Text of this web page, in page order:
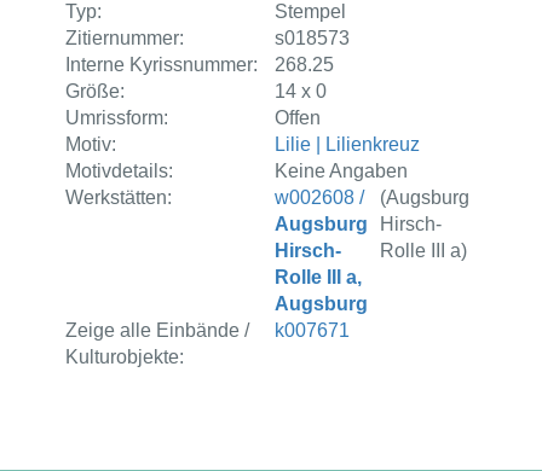
Typ:
Stempel
Zitiernummer:
s018573
Interne Kyrissnummer:
268.25
Größe:
14 x 0
Umrissform:
Offen
Motiv:
Lilie | Lilienkreuz
Motivdetails:
Keine Angaben
Werkstätten:
w002608 /
Augsburg
Hirsch-
Rolle III a,
Augsburg
(Augsburg
Hirsch-
Rolle III a)
Zeige alle Einbände /
Kulturobjekte:
k007671